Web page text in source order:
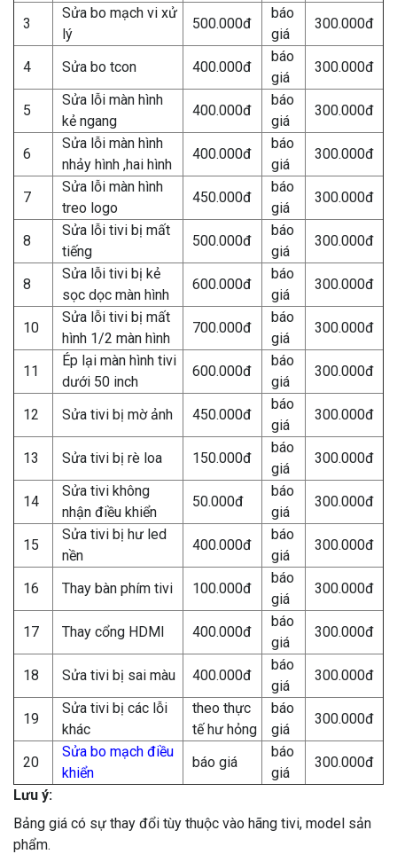
3
Sửa bo mạch vi xử
lý
500.000đ
báo
giá
300.000đ
4 Sửa bo tcon 400.000đ
báo
giá
300.000đ
5
Sửa lỗi màn hình
kẻ ngang
400.000đ
báo
giá
300.000đ
6
Sửa lỗi màn hình
nhảy hình ,hai hình
400.000đ
báo
giá
300.000đ
7
Sửa lỗi màn hình
treo logo
450.000đ
báo
giá
300.000đ
8
Sửa lỗi tivi bị mất
tiếng
500.000đ
báo
giá
300.000đ
8
Sửa lỗi tivi bị kẻ
sọc dọc màn hình
600.000đ
báo
giá
300.000đ
10
Sửa lỗi tivi bị mất
hình 1/2 màn hình
700.000đ
báo
giá
300.000đ
11
Ép lại màn hình tivi
dưới 50 inch
600.000đ
báo
giá
300.000đ
12 Sửa tivi bị mờ ảnh 450.000đ
báo
giá
300.000đ
13 Sửa tivi bị rè loa 150.000đ
báo
giá
300.000đ
14
Sửa tivi không
nhận điều khiển
50.000đ
báo
giá
300.000đ
15
Sửa tivi bị hư led
nền
400.000đ
báo
giá
300.000đ
16 Thay bàn phím tivi 100.000đ
báo
giá
300.000đ
17 Thay cổng HDMI 400.000đ
báo
giá
300.000đ
18 Sửa tivi bị sai màu 400.000đ
báo
giá
300.000đ
19
Sửa tivi bị các lỗi
khác
theo thực
tế hư hỏng
báo
giá
300.000đ
20
Sửa bo mạch điều
khiển
báo giá
báo
giá
300.000đ
Lưu ý:
Bảng giá có sự thay đổi tùy thuộc vào hãng tivi, model sản
phẩm.